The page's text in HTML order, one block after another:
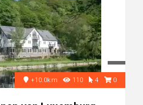
+10.0km 110 4 0